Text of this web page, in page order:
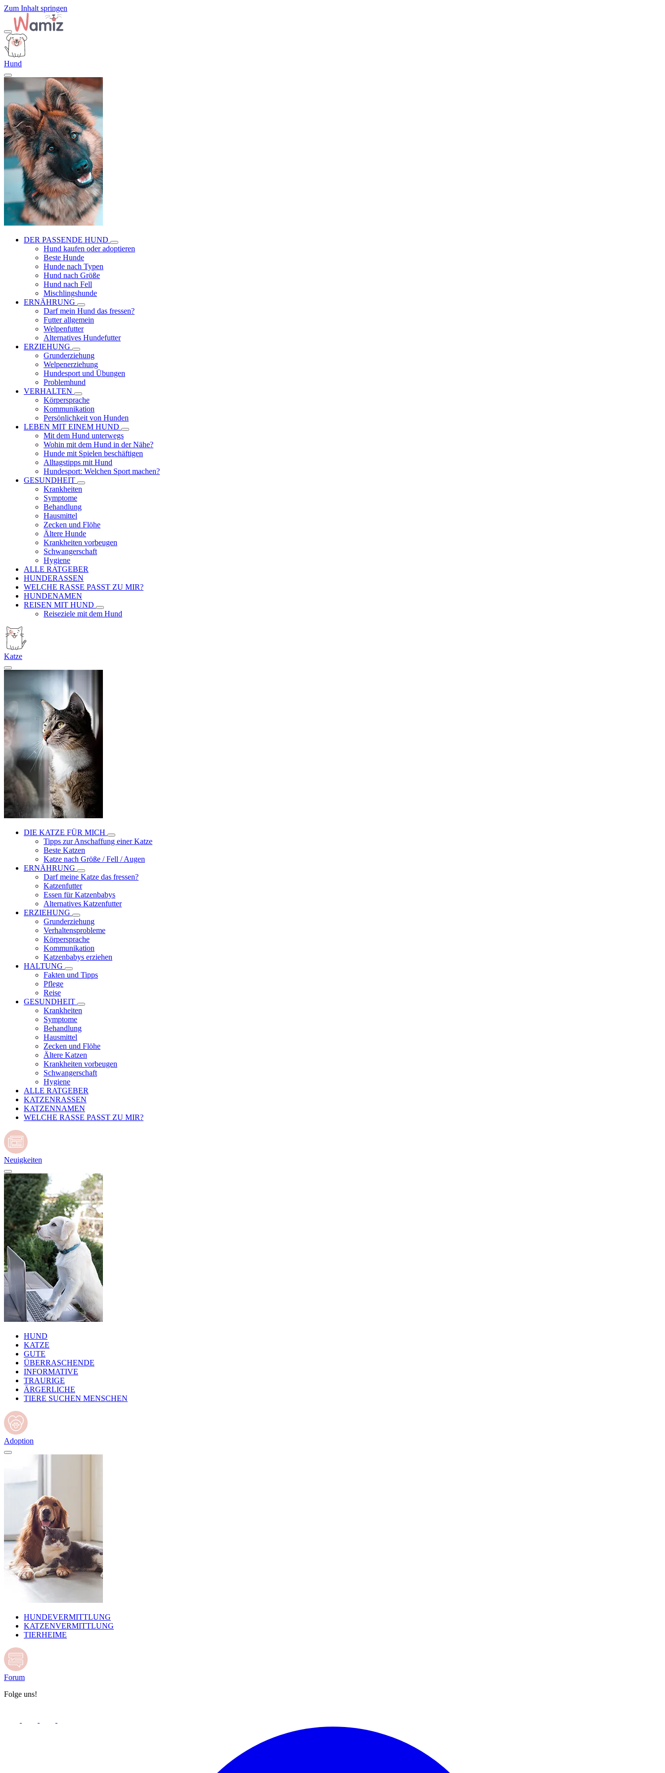
Zum Inhalt springen
Hund
DER PASSENDE HUND
Hund kaufen oder adoptieren
Beste Hunde
Hunde nach Typen
Hund nach Größe
Hund nach Fell
Mischlingshunde
ERNÄHRUNG
Darf mein Hund das fressen?
Futter allgemein
Welpenfutter
Alternatives Hundefutter
ERZIEHUNG
Grunderziehung
Welpenerziehung
Hundesport und Übungen
Problemhund
VERHALTEN
Körpersprache
Kommunikation
Persönlichkeit von Hunden
LEBEN MIT EINEM HUND
Mit dem Hund unterwegs
Wohin mit dem Hund in der Nähe?
Hunde mit Spielen beschäftigen
Alltagstipps mit Hund
Hundesport: Welchen Sport machen?
GESUNDHEIT
Krankheiten
Symptome
Behandlung
Hausmittel
Zecken und Flöhe
Ältere Hunde
Krankheiten vorbeugen
Schwangerschaft
Hygiene
ALLE RATGEBER
HUNDERASSEN
WELCHE RASSE PASST ZU MIR?
HUNDENAMEN
REISEN MIT HUND
Reiseziele mit dem Hund
Katze
DIE KATZE FÜR MICH
Tipps zur Anschaffung einer Katze
Beste Katzen
Katze nach Größe / Fell / Augen
ERNÄHRUNG
Darf meine Katze das fressen?
Katzenfutter
Essen für Katzenbabys
Alternatives Katzenfutter
ERZIEHUNG
Grunderziehung
Verhaltensprobleme
Körpersprache
Kommunikation
Katzenbabys erziehen
HALTUNG
Fakten und Tipps
Pflege
Reise
GESUNDHEIT
Krankheiten
Symptome
Behandlung
Hausmittel
Zecken und Flöhe
Ältere Katzen
Krankheiten vorbeugen
Schwangerschaft
Hygiene
ALLE RATGEBER
KATZENRASSEN
KATZENNAMEN
WELCHE RASSE PASST ZU MIR?
Neuigkeiten
HUND
KATZE
GUTE
ÜBERRASCHENDE
INFORMATIVE
TRAURIGE
ÄRGERLICHE
TIERE SUCHEN MENSCHEN
Adoption
HUNDEVERMITTLUNG
KATZENVERMITTLUNG
TIERHEIME
Forum
Folge uns!